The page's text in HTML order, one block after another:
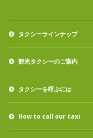
タクシーラインナップ
観光タクシーのご案内
タクシーを呼ぶには
How to call our taxi